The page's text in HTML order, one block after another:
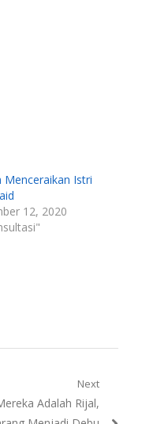
Menceraikan Istri
12, 2020
Next
Adalah Rijal,